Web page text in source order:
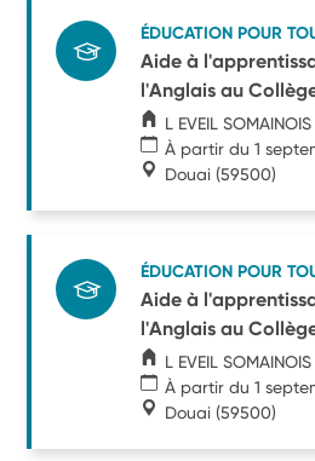
ÉDUCATION POUR
Aide à
l'Anglais au
L EVEIL SOMAINOIS
À partir du 1
Douai (59500)
ÉDUCATION POUR
Aide à
l'Anglais au
L EVEIL SOMAINOIS
À partir du 1
Douai (59500)